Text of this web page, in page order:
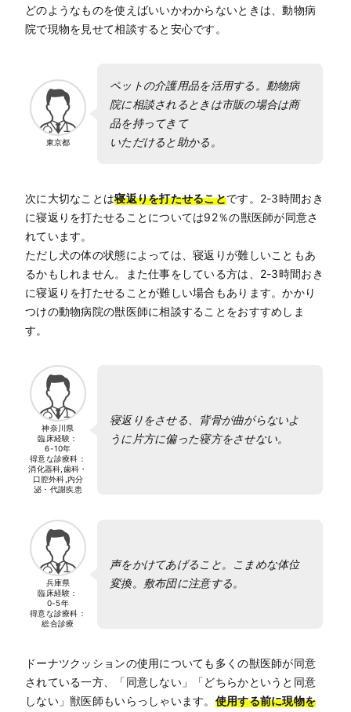
どのようなものを使えばいいかわからないときは、動物病
院で現物を見せて相談すると安心です。
東京都
ペットの介護用品を活用する。動物病
院に相談されるときは市販の場合は商
品を持ってきて
いただけると助かる。
次に大切なことは寝返りを打たせることです。2-3時間おき
に寝返りを打たせることについては92％の獣医師が同意さ
れています。
ただし犬の体の状態によっては、寝返りが難しいこともあ
るかもしれません。また仕事をしている方は、2-3時間おき
に寝返りを打たせることが難しい場合もあります。かかり
つけの動物病院の獣医師に相談することをおすすめしま
す。
神奈川県
臨床経験：
6-10年
得意な診療科：
消化器科,歯科・
口腔外科,内分
泌・代謝疾患
寝返りをさせる、背骨が曲がらないよ
うに片方に偏った寝方をさせない。
兵庫県
臨床経験：
0-5年
得意な診療科：
総合診療
声をかけてあげること。こまめな体位
変換。敷布団に注意する。
ドーナツクッションの使用についても多くの獣医師が同意
されている一方、「同意しない」「どちらかというと同意
しない」獣医師もいらっしゃいます。 使用する前に現物を